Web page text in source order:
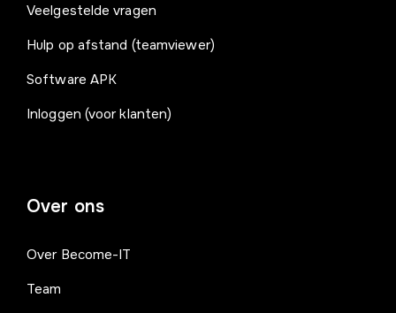
Veelgestelde vragen
Hulp op afstand (teamviewer)
Software APK
Inloggen (voor klanten)
Over ons
Over Become-IT
Team